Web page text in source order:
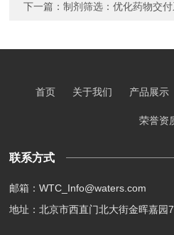
下一篇：制剂筛选：优化药物交
首页 关于我们 产品展示
荣誉资
联系方式
邮箱：WTC_Info@waters.com
地址：北京市西直门北大街金晖嘉园